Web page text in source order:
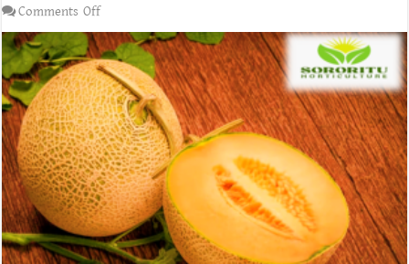
Comments Offon
ইউবারি
কিং
(Yubari
King):
পৃথিবীর
সবচেয়ে
দামি
ফল
এটি!